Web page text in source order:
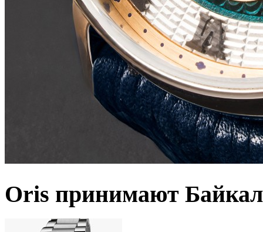
Oris принимают